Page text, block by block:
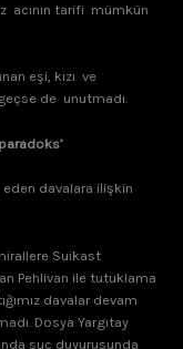
acının tarifi mümkün
eşi, kızı ve
de unutmadı.
eden davalara ilişkin
Suikast
Pehlivan ile tutuklama
davalar devam
Dosya Yargıtay
suç duyurusunda